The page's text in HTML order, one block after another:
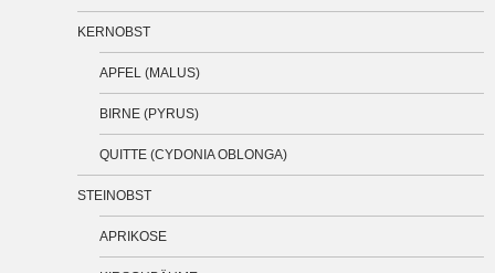
KERNOBST
APFEL (MALUS)
BIRNE (PYRUS)
QUITTE (CYDONIA OBLONGA)
STEINOBST
APRIKOSE